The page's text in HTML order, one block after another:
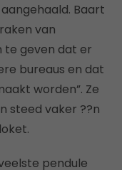
Baart
van
te geven dat er
bureaus en dat
worden”. Ze
steed vaker ??n
pendule